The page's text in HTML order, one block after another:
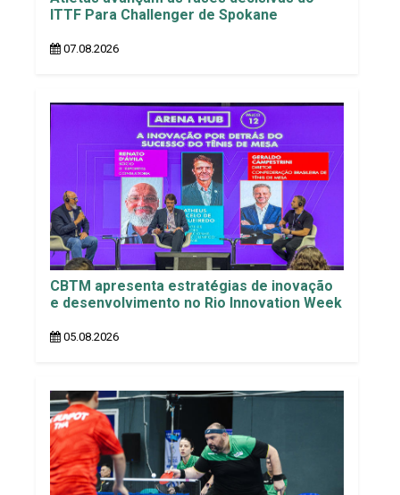
ITTF Para Challenger de Spokane
07.08.2026
CBTM apresenta estratégias de inovação
e desenvolvimento no Rio Innovation Week
05.08.2026